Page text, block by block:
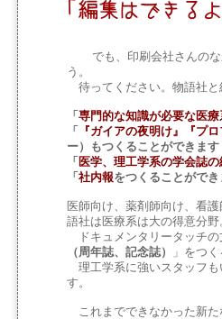
でも、印刷会社さんのな
う。
待ってください。物語社と
「 専門的な知識が必要な医療
「
『ガイアの夜明け』『プ
ー）もつくることができます
「 医学、理工学系の学会誌の
「 社内報をつくることができ
医師向け、薬剤師向け、看
語社は医療系は大の得意分
ドキュメンタリータッチの
（周年誌、記念誌）
」をつ
理工学系に強いスタッフ
す。
これまでできなかった新た